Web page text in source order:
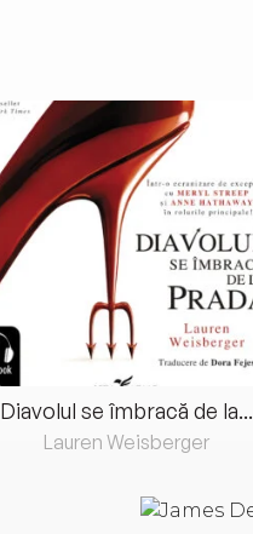
Diavolul se îmbracă de la...
Lauren Weisberger